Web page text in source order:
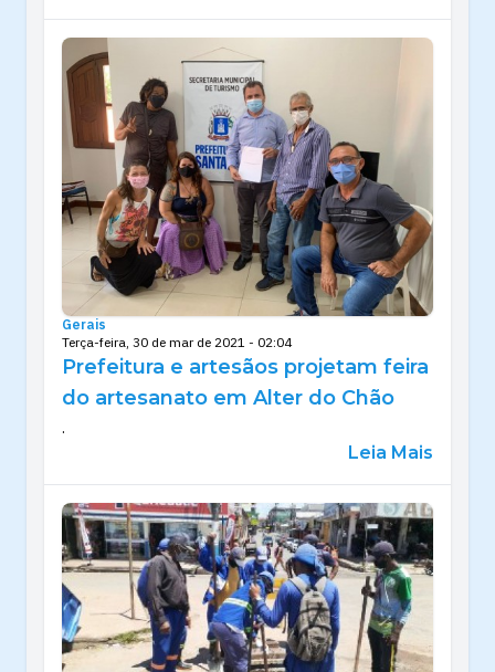
Gerais
Terça-feira, 30 de mar de 2021 - 02:04
Prefeitura e artesãos projetam feira
do artesanato em Alter do Chão
.
Leia Mais